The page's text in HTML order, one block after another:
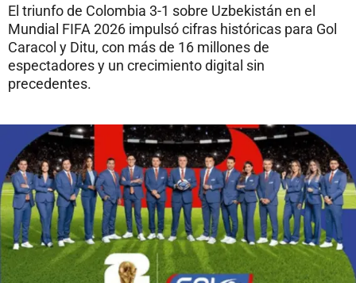
El triunfo de Colombia 3-1 sobre Uzbekistán en el
Mundial FIFA 2026 impulsó cifras históricas para Gol
Caracol y Ditu, con más de 16 millones de
espectadores y un crecimiento digital sin
precedentes.